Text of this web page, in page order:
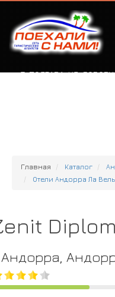
Г. ПОЛТАВА, УЛ.
Главная Каталог
Отели Андорра Ла
Андорра,